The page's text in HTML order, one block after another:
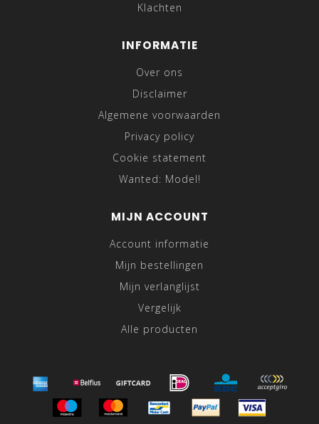
Klachten
INFORMATIE
Over ons
Disclaimer
Algemene voorwaarden
Privacy policy
Cookie statement
Wanted: Model!
MIJN ACCOUNT
Account informatie
Mijn bestellingen
Mijn verlanglijst
Vergelijk
Alle producten